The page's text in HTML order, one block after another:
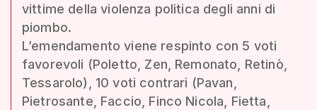
vittime della violenza politica degli anni di
piombo.
L’emendamento viene respinto con 5 voti
favorevoli (Poletto, Zen, Remonato, Retinò,
Tessarolo), 10 voti contrari (Pavan,
Pietrosante, Faccio, Finco Nicola, Fietta,